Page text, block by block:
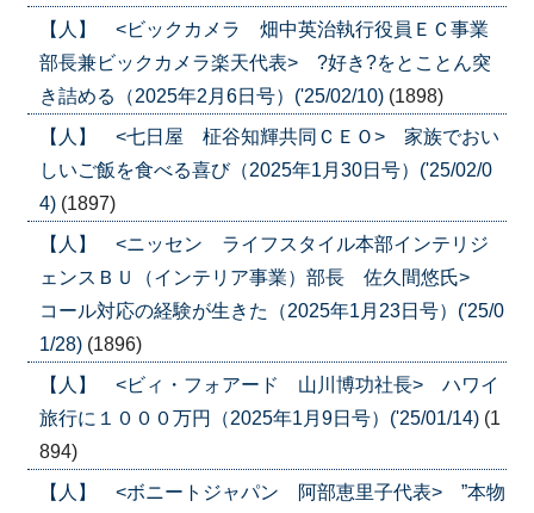
【人】 <ビックカメラ 畑中英治執行役員ＥＣ事業
部長兼ビックカメラ楽天代表> ?好き?をとことん突
き詰める（2025年2月6日号）('25/02/10) (1898)
【人】 <七日屋 柾谷知輝共同ＣＥＯ> 家族でおい
しいご飯を食べる喜び（2025年1月30日号）('25/02/0
4) (1897)
【人】 <ニッセン ライフスタイル本部インテリジ
ェンスＢＵ（インテリア事業）部長 佐久間悠氏>
コール対応の経験が生きた（2025年1月23日号）('25/0
1/28) (1896)
【人】 <ビィ・フォアード 山川博功社長> ハワイ
旅行に１０００万円（2025年1月9日号）('25/01/14) (1
894)
【人】 <ボニートジャパン 阿部恵里子代表> ”本物